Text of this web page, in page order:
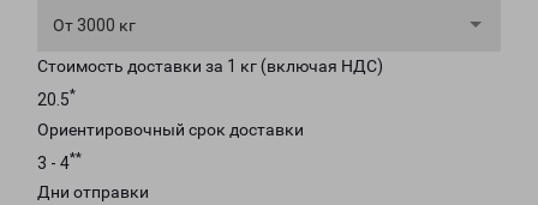
От 3000 кг
Стоимость доставки за 1 кг (включая НДС)
20.5*
Ориентировочный срок доставки
3 - 4**
Дни отправки